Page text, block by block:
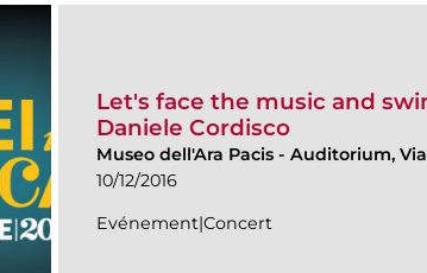
Let's face the music and
Daniele Cordisco
Museo dell'Ara Pacis - Auditorium,
10/12/2016
Evénement|Concert